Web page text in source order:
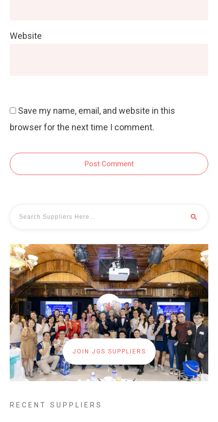
Website
Save my name, email, and website in this
browser for the next time I comment.
Post Comment
JOIN JGS SUPPLIERS
RECENT SUPPLIERS